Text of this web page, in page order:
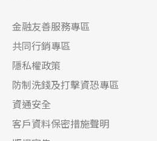
金融友善服務專區
共同行銷專區
隱私權政策
防制洗錢及打擊資恐專區
資通安全
客戶資料保密措施聲明